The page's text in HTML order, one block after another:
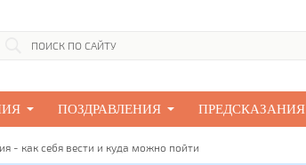
ПОЗДРАВЛЕНИЯ ПРЕДСКАЗАНИЯ
- как себя вести и куда можно пойти